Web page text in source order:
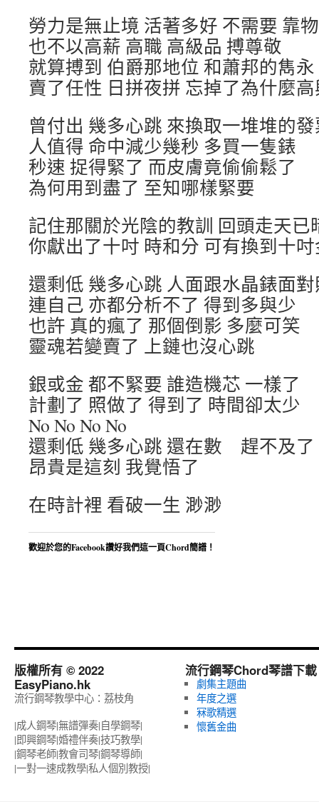
勞力是無止境 活著多好 不需要 靠
也不以高薪 高職 高級品 搏尊敬
就算搏到 伯爵那地位 和蕭邦的雋永
賣了任性 日拼夜拼 忘掉了為什麼
曾付出 幾多心跳 來換取一堆堆的
人值得 命中減少幾秒 多買一隻錶
秒速 捉得緊了 而皮膚竟偷偷鬆了
為何用到盡了 至知哪樣緊要
記住那關於光陰的教訓 回頭走天已
你獻出了十吋 時和分 可有換到十
還剩低 幾多心跳 人面跟水晶錶面
連自己 亦都分析不了 得到多與少
也許 真的瘋了 那個倒影 多麼可笑
靈魂若變賣了 上鏈也沒心跳
銀或金 都不緊要 誰造機芯 一樣了
計劃了 照做了 得到了 時間卻太少
No No No No
還剩低 幾多心跳 還在數 趕不及了
昂貴是這刻 我覺悟了
在時計裡 看破一生 渺渺
歡迎於您的Facebook讚好我們這一頁Chord簡譜！
版權所有 © 2022
EasyPiano.hk
流行鋼琴教學中心：荔枝角
|成人鋼琴|無譜彈奏|自學鋼琴|
|即興鋼琴|婚禮伴奏|技巧教學|
|鋼琴老師|教會司琴|鋼琴導師|
|一對一速成教學|私人個別教授‎|
流行鋼琴Chord琴譜下載
劇集主題曲
年度之選
冧歌精選
懷舊金曲